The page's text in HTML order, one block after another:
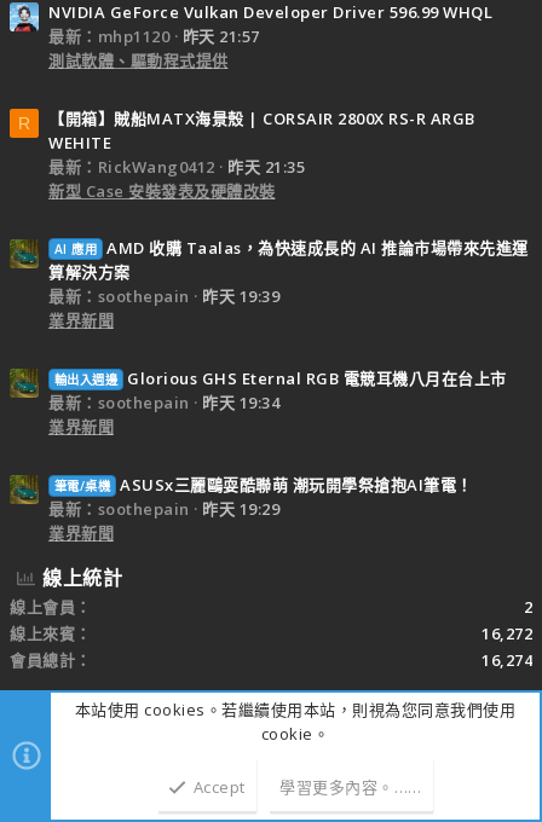
NVIDIA GeForce Vulkan Developer Driver 596.99 WHQL
最新：mhp1120
昨天 21:57
測試軟體、驅動程式提供
R
【開箱】賊船MATX海景殼 | CORSAIR 2800X RS-R ARGB
WEHITE
最新：RickWang0412
昨天 21:35
新型 Case 安裝發表及硬體改裝
AI 應用 AMD 收購 Taalas，為快速成長的 AI 推論市場帶來先進運
算解決方案
最新：soothepain
昨天 19:39
業界新聞
輸出入週邊
Glorious GHS Eternal RGB 電競耳機八月在台上市
最新：soothepain
昨天 19:34
業界新聞
筆電/桌機 ASUSx三麗鷗耍酷聯萌 潮玩開學祭搶抱AI筆電！
最新：soothepain
昨天 19:29
業界新聞
線上統計
線上會員
2
線上來賓
16,272
會員總計
16,274
包含隱身會員的總數。
Bluesky
LinkedInRedditPinterest
TumblrWhatsApp
本站使用 cookies。若繼續使用本站，則視為您同意我們使用
cookie。
Accept 學習更多內容。……